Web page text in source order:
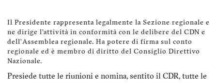
Il Presidente rappresenta legalmente la Sezione regionale e
ne dirige l’attività in conformità con le delibere del CDN e
dell’Assemblea regionale. Ha potere di firma sul conto
regionale ed è membro di diritto del Consiglio Direttivo
Nazionale.
Presiede tutte le riunioni e nomina, sentito il CDR, tutte le